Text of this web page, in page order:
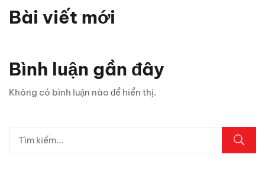
Bài viết mới
Bình luận gần đây
Không có bình luận nào để hiển thị.